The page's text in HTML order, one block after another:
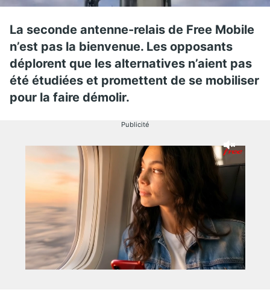
La seconde antenne-relais de Free Mobile
n’est pas la bienvenue. Les opposants
déplorent que les alternatives n’aient pas
été étudiées et promettent de se mobiliser
pour la faire démolir.
Publicité